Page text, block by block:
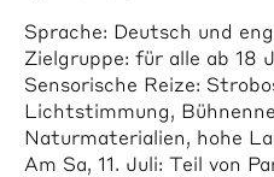
Sprache: Deutsch und
Zielgruppe: für alle ab 18
Sensorische Reize:
Lichtstimmung,
Naturmaterialien, hohe
Am Sa, 11. Juli: Teil von